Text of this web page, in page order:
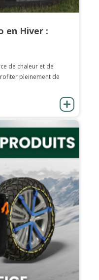
en Hiver :
de chaleur et de
pleinement de